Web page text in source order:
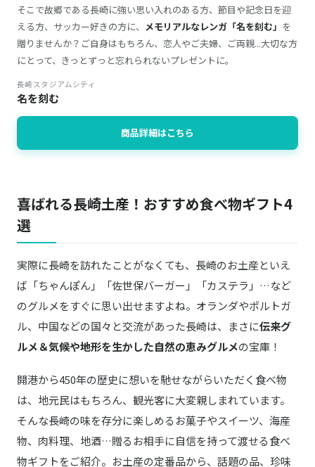
そこで故郷である長崎に強い思い入れのある方、節目や記念日を迎
える方、サッカー好きの方に、 メモリアルなレンガ「名を刻む」 を
贈りませんか？ご自身はもちろん、恋人やご夫婦、ご両親...大切な方
にとって、きっとずっと忘れられないプレゼントに。
長崎スタジアムシティ
名を刻む
商品詳細はこちら
喜ばれる長崎土産！おすすめ食べ物ギフト4
選
実際に長崎を訪れたことがなくても、長崎のお土産といえ
ば「ちゃんぽん」「佐世保バーガー」「カステラ」…など
のグルメをすぐに思い出せますよね。オランダやポルトガ
ル、中国などの国々と交流があった長崎は、まさに伝来グ
ルメ＆気候や地形を生かした自然の恵みグルメの宝庫！
開港から450年の歴史に想いを馳せながらいただく食べ物
は、地元民はもちろん、観光客に大変親しまれています。
そんな長崎の味を存分に楽しめるお菓子やスイーツ、海産
物、肉料理、地酒…贈るお相手に自信を持って渡せる食べ
物ギフトをご紹介。お土産の定番品から、話題の品、珍味